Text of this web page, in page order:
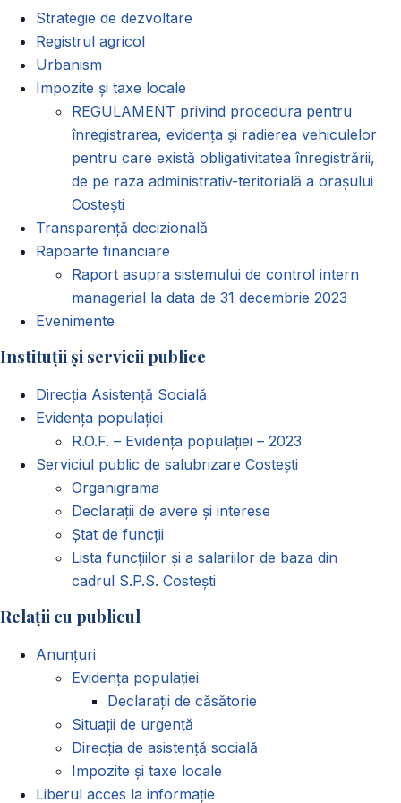
Strategie de dezvoltare
Registrul agricol
Urbanism
Impozite și taxe locale
REGULAMENT privind procedura pentru
înregistrarea, evidența și radierea vehiculelor
pentru care există obligativitatea înregistrării,
de pe raza administrativ-teritorială a orașului
Costești
Transparență decizională
Rapoarte financiare
Raport asupra sistemului de control intern
managerial la data de 31 decembrie 2023
Evenimente
Instituții și servicii publice
Direcția Asistență Socială
Evidența populației
R.O.F. – Evidența populației – 2023
Serviciul public de salubrizare Costești
Organigrama
Declarații de avere și interese
Ștat de funcții
Lista funcțiilor și a salariilor de baza din
cadrul S.P.S. Costești
Relații cu publicul
Anunțuri
Evidența populației
Declarații de căsătorie
Situații de urgență
Direcția de asistență socială
Impozite și taxe locale
Liberul acces la informație